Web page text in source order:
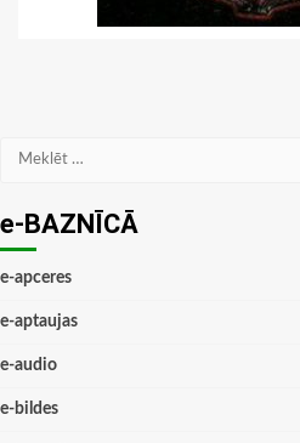
Meklēt:
e-BAZNĪCĀ
e-apceres
e-aptaujas
e-audio
e-bildes